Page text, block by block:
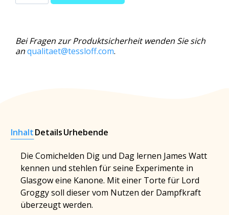
Bei Fragen zur Produktsicherheit wenden Sie sich
anqualitaet@tessloff.com.
InhaltDetailsUrhebende
Die Comichelden Dig und Dag lernen James Watt
kennen und stehlen für seine Experimente in
Glasgow eine Kanone. Mit einer Torte für Lord
Groggy soll dieser vom Nutzen der Dampfkraft
überzeugt werden.